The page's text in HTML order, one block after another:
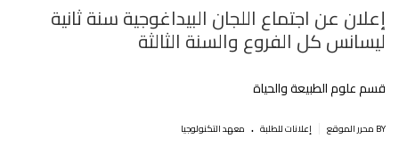
إعلان عن اجتماع اللجان البيداغوجية سنة ثانية
ليسانس كل الفروع والسنة الثالثة
قسم علوم الطبيعة والحياة
BY محرر الموقع إعلانات للطلبة . معهد التكنولوجيا